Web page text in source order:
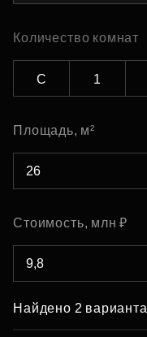
Количество комнат
С 1
Площадь, м²
Стоимость, млн ₽
Найдено 2 варианта